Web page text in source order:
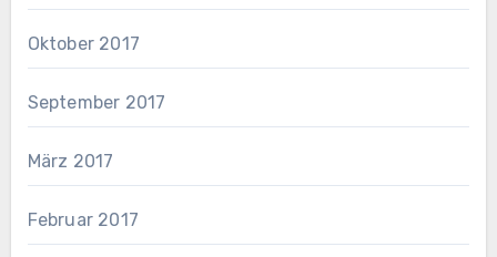
Oktober 2017
September 2017
März 2017
Februar 2017